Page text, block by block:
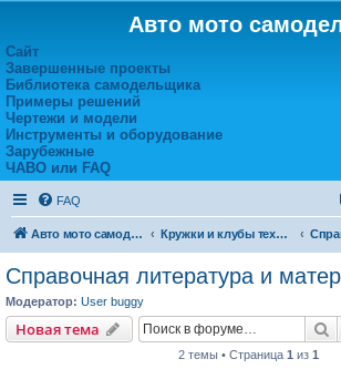
Авто мото
Сайт
Завершенные проекты
Библиотека самодельщика
Примеры решений
Чертежи и модели
Инструменты и оборудование
Зарубежные
ЧАВО или FAQ
FAQ
Авто мото самоделки Кружки и клубы технического творчества
Справочная литература и
Модератор: User buggy
Новая тема
2 темы • Страница 1 из 1